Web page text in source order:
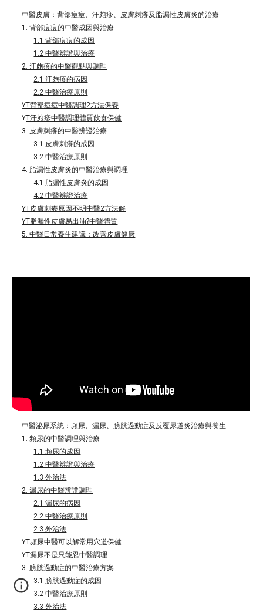
中醫皮膚：背部痘痘、汗皰疹、皮膚刺癢及脂漏性皮膚炎的治療
1. 背部痘痘的中醫成因與治療
1.1 背部痘痘的成因
1.2 中醫辨證與治療
2. 汗皰疹的中醫觀點與調理
2.1 汗皰疹的病因
2.2 中醫治療原則
YT背部痘痘中醫調理2方法保養
YT汗皰疹中醫調理體質飲食保健
3. 皮膚刺癢的中醫辨證治療
3.1 皮膚刺癢的成因
3.2 中醫治療原則
4. 脂漏性皮膚炎的中醫治療與調理
4.1 脂漏性皮膚炎的成因
4.2 中醫辨證治療
YT皮膚刺癢原因不明中醫2方法解
YT脂漏性皮膚易出油?中醫體質
5. 中醫日常養生建議：改善皮膚健康
中醫泌尿系統：頻尿、漏尿、膀胱過動症及反覆尿道炎治療與養生
1. 頻尿的中醫調理與治療
1.1 頻尿的成因
1.2 中醫辨證與治療
1.3 外治法
2. 漏尿的中醫辨證調理
2.1 漏尿的病因
2.2 中醫治療原則
2.3 外治法
YT頻尿中醫可以解常用穴道保健
YT漏尿不是只能忍中醫調理
3. 膀胱過動症的中醫治療方案
3.1 膀胱過動症的成因
3.2 中醫治療原則
3.3 外治法